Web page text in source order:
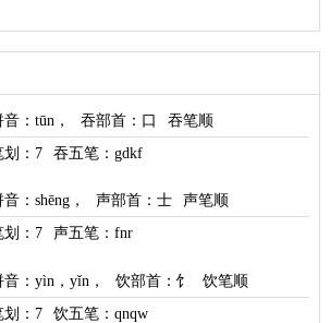
音 ：tūn ， 吞部首 ：口
吞笔顺
： 7 吞五笔：gdkf
音 ：shēng ， 声部首 ：士
声笔顺
： 7 声五笔：fnr
音 ：yìn ，yǐn ， 饮部首 ：饣
饮笔顺
： 7 饮五笔：qnqw